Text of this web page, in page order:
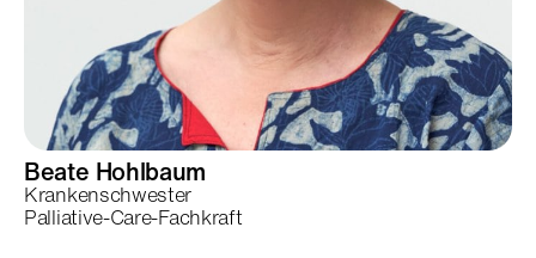
Beate Hohlbaum
Krankenschwester
Palliative-Care-Fachkraft